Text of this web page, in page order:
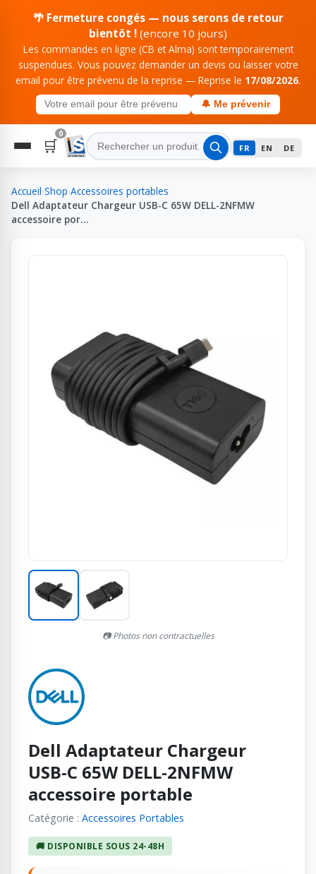
🌴 Fermeture congés — nous serons de retour
bientôt ! (encore 10 jours)
Les commandes en ligne (CB et Alma) sont temporairement
suspendues. Vous pouvez demander un devis ou laisser votre
email pour être prévenu de la reprise — Reprise le 17/08/2026.
🔔 Me prévenir
🛒
0
FR EN DE
Accueil Shop Accessoires portables
Dell Adaptateur Chargeur USB-C 65W DELL-2NFMW
accessoire por…
📷 Photos non contractuelles
Dell Adaptateur Chargeur
USB-C 65W DELL-2NFMW
accessoire portable
Catégorie : Accessoires Portables
🚚 DISPONIBLE SOUS 24-48H